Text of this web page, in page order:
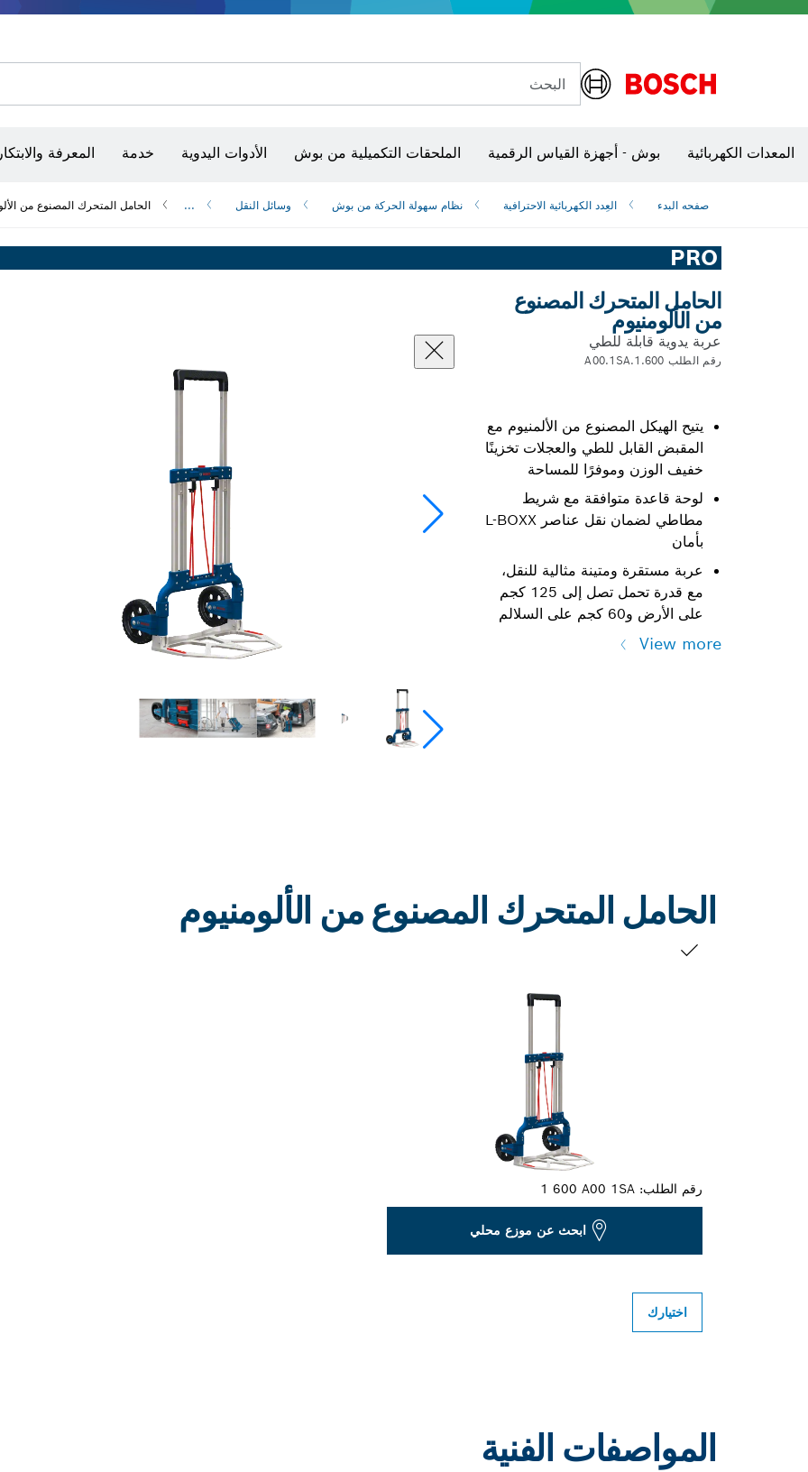
البحث
المعدات الكهربائية بوش - أجهزة القياس الرقمية الملحقات التكميلية من بوش الأدوات اليدوية خدمة المعرفة والابتكار
صفحه البدء العِدد الكهربائية الاحترافية نظام سهولة الحركة من بوش وسائل النقل ... الحامل المتحرك المصنوع من
PRO
الحامل المتحرك المصنوع
من الألومنيوم
عربة يدوية قابلة للطي
رقم الطلب 1.600.A00.1SA
يتيح الهيكل المصنوع من الألمنيوم مع
المقبض القابل للطي والعجلات تخزينًا
خفيف الوزن وموفرًا للمساحة
لوحة قاعدة متوافقة مع شريط
مطاطي لضمان نقل عناصر L-BOXX
بأمان
عربة مستقرة ومتينة مثالية للنقل،
مع قدرة تحمل تصل إلى 125 كجم
على الأرض و60 كجم على السلالم
View more
الحامل المتحرك المصنوع من الألومنيوم
رقم الطلب: 1 600 A00 1SA
ابحث عن موزع محلي
اختيارك
المواصفات الفنية